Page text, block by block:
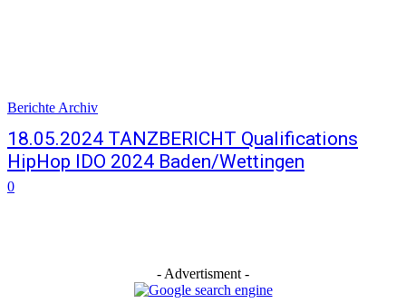
Berichte Archiv
18.05.2024 TANZBERICHT Qualifications
HipHop IDO 2024 Baden/Wettingen
0
- Advertisment -